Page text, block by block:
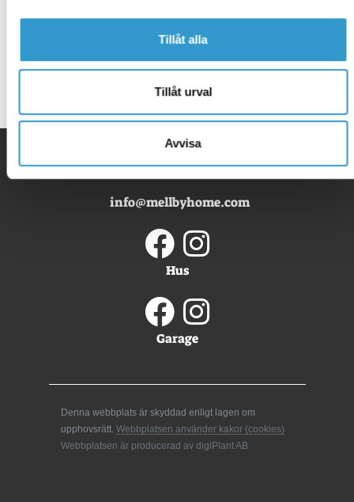
Tillåt alla
Tillåt urval
Avvisa
info@mellbyhome.com
Hus
Garage
Denna webbplats är skyddad enligt lagen om
upphovsrätt. Webbplatsen använder kakor (cookies)
Webbplatsen är producerad av digiPlant AB